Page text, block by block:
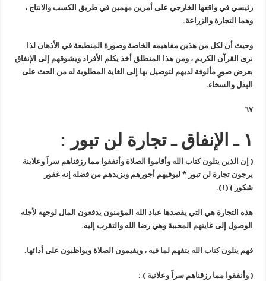
رئيسي في واقعها الخارجي على أمرين مهمين في طريق الكسب والانتاج ،
وهما التجارة والزراعة.
وحيث أن لكل من هذين مفاهيمه الخاصة وصورة المنطبعة في الأذهان لذا
نرى القرآن الكريم ، ومن هذا المنطلق أخذ يكلم الأفراد ويشوقهم إلى الإنفاق
بعرض صورٍ مألوفة لديهم لتوصيل بها إلى الغاية المطلوبة له من الحث على
البذل والسخاء.
٦٧
١ ـ الإنفاق ـ تجارة لن تبور :
( إن الذين يتلون كتاب الله وأقاموا الصلاة وأنفقوا مما رزقناهم سراً وعلاينة
يرجون تجارة لن تبور* ليوفيهم أجورهم ويزيدهم من فضله إنه غفور
شكور ) (١) .
هذه التجارة هي التي يقصدها عباد الله المؤمنون يدفعون المال لوجهه لأجله
الوصول إلى غايتهم المحببة وهي رضا الله والتقرب إليه.
فهم يتلون كتاب الله بتفهم لما فيه ، ويقيمون الصلاة ويواظبون على أدائها.
( وأنفقوا مما رزقناهم سراً وعلانية)
: